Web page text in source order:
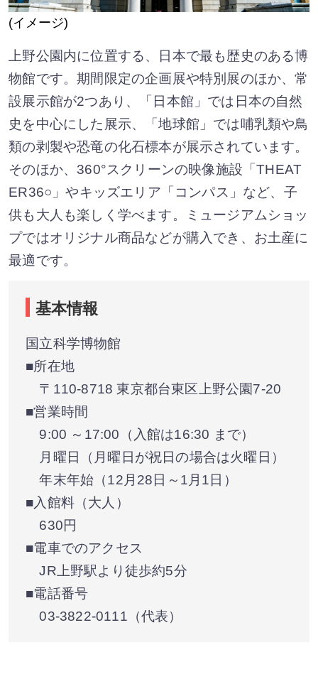
(イメージ)
上野公園内に位置する、日本で最も歴史のある博
物館です。期間限定の企画展や特別展のほか、常
設展示館が2つあり、「日本館」では日本の自然
史を中心にした展示、「地球館」では哺乳類や鳥
類の剥製や恐竜の化石標本が展示されています。
そのほか、360°スクリーンの映像施設「THEAT
ER36○」やキッズエリア「コンパス」など、子
供も大人も楽しく学べます。ミュージアムショッ
プではオリジナル商品などが購入でき、お土産に
最適です。
基本情報
国立科学博物館
■所在地
〒110-8718 東京都台東区上野公園7-20
■営業時間
9:00 ～17:00（入館は16:30 まで）
月曜日（月曜日が祝日の場合は火曜日）
年末年始（12月28日～1月1日）
■入館料（大人）
630円
■電車でのアクセス
JR上野駅より徒歩約5分
■電話番号
03-3822-0111（代表）